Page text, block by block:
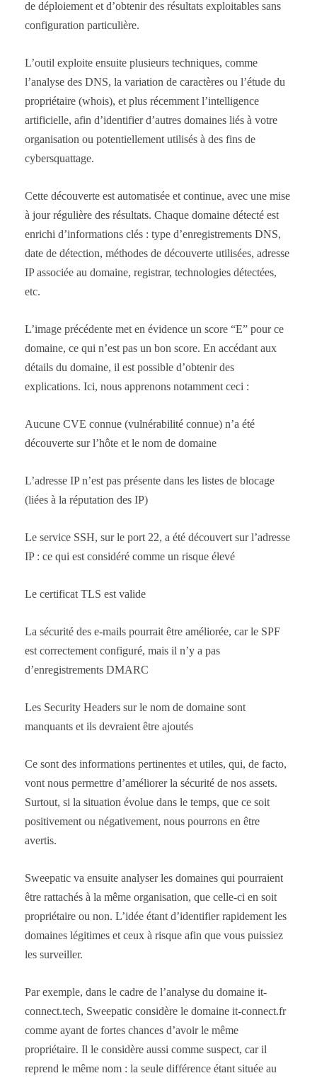
de déploiement et d’obtenir des résultats exploitables sans
configuration particulière.
L’outil exploite ensuite plusieurs techniques, comme
l’analyse des DNS, la variation de caractères ou l’étude du
propriétaire (whois), et plus récemment l’intelligence
artificielle, afin d’identifier d’autres domaines liés à votre
organisation ou potentiellement utilisés à des fins de
cybersquattage.
Cette découverte est automatisée et continue, avec une mise
à jour régulière des résultats. Chaque domaine détecté est
enrichi d’informations clés : type d’enregistrements DNS,
date de détection, méthodes de découverte utilisées, adresse
IP associée au domaine, registrar, technologies détectées,
etc.
L’image précédente met en évidence un score “E” pour ce
domaine, ce qui n’est pas un bon score. En accédant aux
détails du domaine, il est possible d’obtenir des
explications. Ici, nous apprenons notamment ceci :
Aucune CVE connue (vulnérabilité connue) n’a été
découverte sur l’hôte et le nom de domaine
L’adresse IP n’est pas présente dans les listes de blocage
(liées à la réputation des IP)
Le service SSH, sur le port 22, a été découvert sur l’adresse
IP : ce qui est considéré comme un risque élevé
Le certificat TLS est valide
La sécurité des e-mails pourrait être améliorée, car le SPF
est correctement configuré, mais il n’y a pas
d’enregistrements DMARC
Les Security Headers sur le nom de domaine sont
manquants et ils devraient être ajoutés
Ce sont des informations pertinentes et utiles, qui, de facto,
vont nous permettre d’améliorer la sécurité de nos assets.
Surtout, si la situation évolue dans le temps, que ce soit
positivement ou négativement, nous pourrons en être
avertis.
Sweepatic va ensuite analyser les domaines qui pourraient
être rattachés à la même organisation, que celle-ci en soit
propriétaire ou non. L’idée étant d’identifier rapidement les
domaines légitimes et ceux à risque afin que vous puissiez
les surveiller.
Par exemple, dans le cadre de l’analyse du domaine it-
connect.tech, Sweepatic considère le domaine it-connect.fr
comme ayant de fortes chances d’avoir le même
propriétaire. Il le considère aussi comme suspect, car il
reprend le même nom : la seule différence étant située au